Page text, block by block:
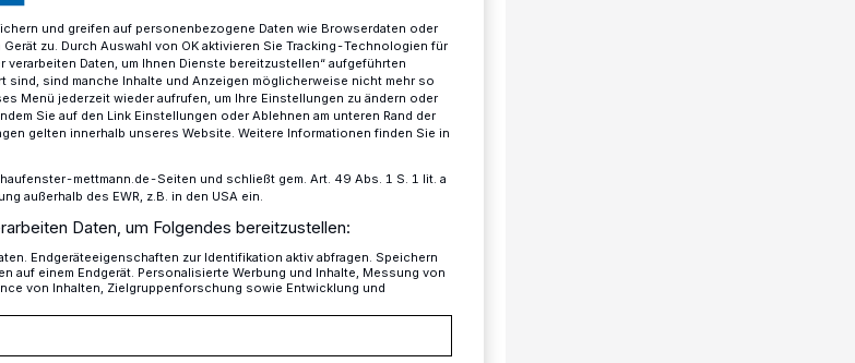
einquartiert
Flüchtlinge nach Mettmann
und greifen auf personenbezogene Daten wie Browserdaten oder
zu. Durch Auswahl von OK aktivieren Sie Tracking-Technologien für
verarbeiten Daten, um Ihnen Dienste bereitzustellen“ aufgeführten
sind, sind manche Inhalte und Anzeigen möglicherweise nicht mehr so
Menü jederzeit wieder aufrufen, um Ihre Einstellungen zu ändern oder
Sie auf den Link Einstellungen oder Ablehnen am unteren Rand der
gelten innerhalb unseres Website. Weitere Informationen finden Sie in
mettmann.de-Seiten und schließt gem. Art. 49 Abs. 1 S. 1 lit. a
außerhalb des EWR, z.B. in den USA ein.
Daten, um Folgendes bereitzustellen:
Endgeräteeigenschaften zur Identifikation aktiv abfragen. Speichern
auf einem Endgerät. Personalisierte Werbung und Inhalte, Messung von
von Inhalten, Zielgruppenforschung sowie Entwicklung und